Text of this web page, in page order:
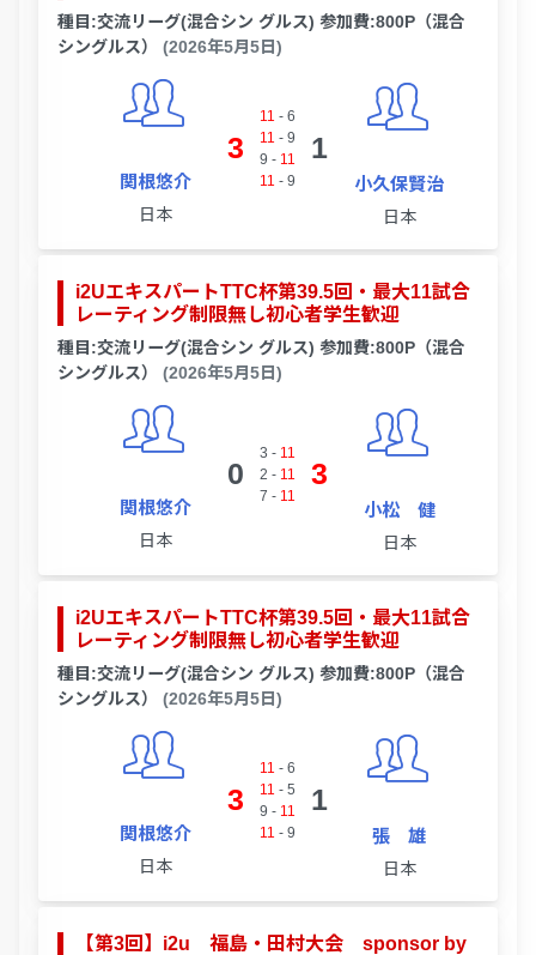
種目:交流リーグ(混合シン グルス) 参加費:800P（混合
シングルス）
(2026年5月5日)
関根悠介
日本
3
11 - 6
11 - 9
9 - 11
11 - 9
1
小久保賢治
日本
i2UエキスパートTTC杯第39.5回・最大11試合
レーティング制限無し初心者学生歓迎
種目:交流リーグ(混合シン グルス) 参加費:800P（混合
シングルス）
(2026年5月5日)
関根悠介
日本
0
3 - 11
2 - 11
7 - 11
3
小松 健
日本
i2UエキスパートTTC杯第39.5回・最大11試合
レーティング制限無し初心者学生歓迎
種目:交流リーグ(混合シン グルス) 参加費:800P（混合
シングルス）
(2026年5月5日)
関根悠介
日本
3
11 - 6
11 - 5
9 - 11
11 - 9
1
張 雄
日本
【第3回】i2u 福島・田村大会 sponsor by